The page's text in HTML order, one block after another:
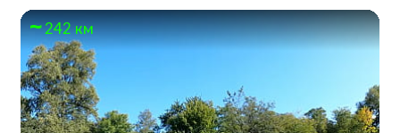
242 км